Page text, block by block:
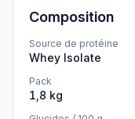
Composition
Source de protéine
Whey Isolate
Pack
1,8 kg